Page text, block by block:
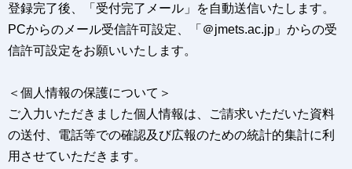
登録完了後、「受付完了メール」を自動送信いたします。
PCからのメール受信許可設定、「＠jmets.ac.jp」からの受
信許可設定をお願いいたします。
＜個人情報の保護について＞
ご入力いただきました個人情報は、ご請求いただいた資料
の送付、電話等での確認及び広報のための統計的集計に利
用させていただきます。